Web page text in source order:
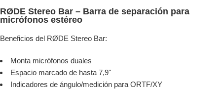
RØDE Stereo Bar – Barra de separación para
micrófonos estéreo
Beneficios del RØDE Stereo Bar:
Monta micrófonos duales
Espacio marcado de hasta 7,9"
Indicadores de ángulo/medición para ORTF/XY